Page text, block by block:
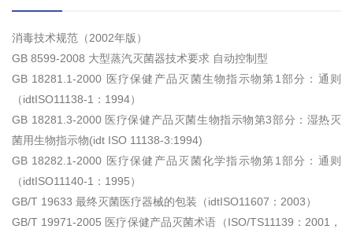
消毒技术规范（2002年版）
GB 8599-2008 大型蒸汽灭菌器技术要求 自动控制型
GB 18281.1-2000 医疗保健产品灭菌生物指示物第1部分：通则
（idtISO11138-1：1994）
GB 18281.3-2000 医疗保健产品灭菌生物指示物第3部分：湿热灭
菌用生物指示物(idt ISO 11138-3:1994)
GB 18282.1-2000 医疗保健产品灭菌化学指示物第1部分：通则
（idtISO11140-1：1995）
GB/T 19633 最终灭菌医疗器械的包装（idtISO11607：2003）
GB/T 19971-2005 医疗保健产品灭菌术语（ISO/TS11139：2001，